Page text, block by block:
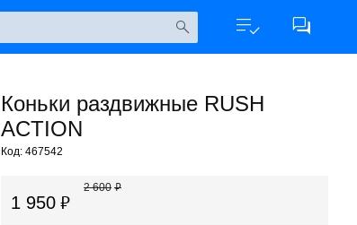
Коньки раздвижные RUSH
ACTION
Код: 467542
1 950
2 600